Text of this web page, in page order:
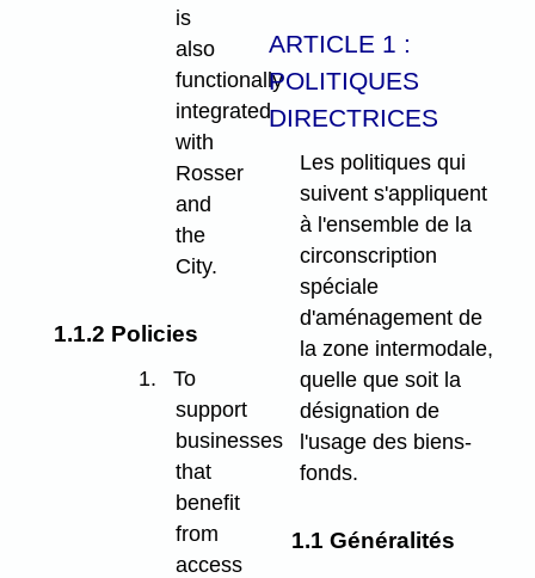
is
also
functionally
integrated
with
Rosser
and
the
City.
1.1.2 Policies
1.
To
support
businesses
that
benefit
from
access
ARTICLE 1 :
POLITIQUES
DIRECTRICES
Les politiques qui
suivent s'appliquent
à l'ensemble de la
circonscription
spéciale
d'aménagement de
la zone intermodale,
quelle que soit la
désignation de
l'usage des biens-
fonds.
1.1 Généralités